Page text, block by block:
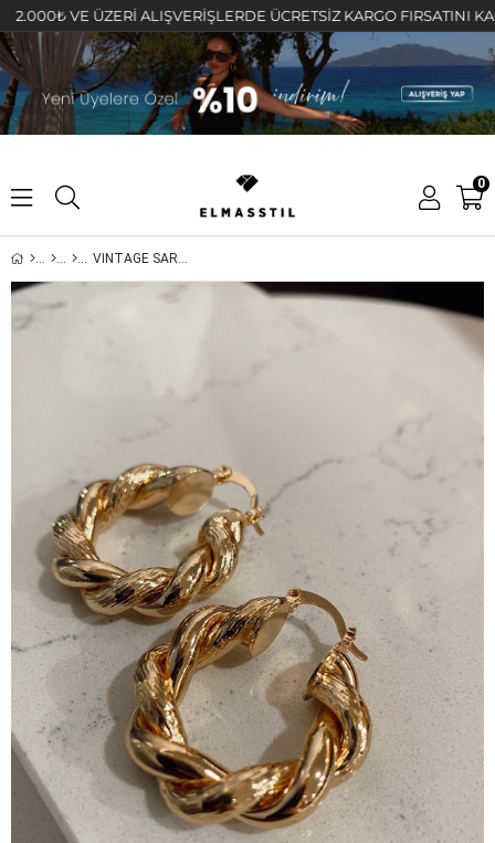
VE ÜZERİ ALIŞVERİŞLERDE ÜCRETSİZ KARGO FIRSATINI
0
VINTAGE SARMALI HALKA KÜPE 3cm